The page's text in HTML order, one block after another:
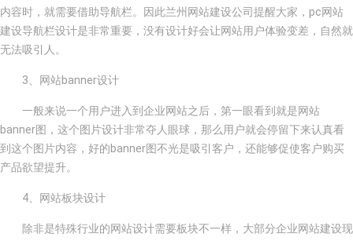
内容时，就需要借助导航栏。因此兰州网站建设公司提醒大家，pc网站
建设导航栏设计是非常重要，没有设计好会让网站用户体验变差，自然就
无法吸引人。
3、网站banner设计
一般来说一个用户进入到企业网站之后，第一眼看到就是网站
banner图，这个图片设计非常夺人眼球，那么用户就会停留下来认真看
到这个图片内容，好的banner图不光是吸引客户，还能够促使客户购买
产品欲望提升。
4、网站板块设计
除非是特殊行业的网站设计需要板块不一样，大部分企业网站建设现